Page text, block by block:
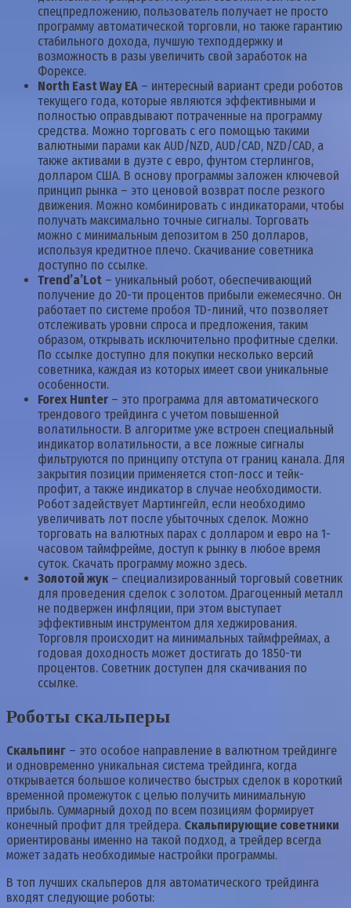
спецпредложению, пользователь получает не просто
программу автоматической торговли, но также гарантию
стабильного дохода, лучшую техподдержку и
возможность в разы увеличить свой заработок на
Форексе.
North East Way EA – интересный вариант среди роботов
текущего года, которые являются эффективными и
полностью оправдывают потраченные на программу
средства. Можно торговать с его помощью такими
валютными парами как AUD/NZD, AUD/CAD, NZD/CAD, а
также активами в дуэте с евро, фунтом стерлингов,
долларом США. В основу программы заложен ключевой
принцип рынка – это ценовой возврат после резкого
движения. Можно комбинировать с индикаторами, чтобы
получать максимально точные сигналы. Торговать
можно с минимальным депозитом в 250 долларов,
используя кредитное плечо. Скачивание советника
доступно по ссылке.
Trend’a’Lot – уникальный робот, обеспечивающий
получение до 20-ти процентов прибыли ежемесячно. Он
работает по системе пробоя TD-линий, что позволяет
отслеживать уровни спроса и предложения, таким
образом, открывать исключительно профитные сделки.
По ссылке доступно для покупки несколько версий
советника, каждая из которых имеет свои уникальные
особенности.
Forex Hunter – это программа для автоматического
трендового трейдинга с учетом повышенной
волатильности. В алгоритме уже встроен специальный
индикатор волатильности, а все ложные сигналы
фильтруются по принципу отступа от границ канала. Для
закрытия позиции применяется стоп-лосс и тейк-
профит, а также индикатор в случае необходимости.
Робот задействует Мартингейл, если необходимо
увеличивать лот после убыточных сделок. Можно
торговать на валютных парах с долларом и евро на 1-
часовом таймфрейме, доступ к рынку в любое время
суток. Скачать программу можно здесь.
Золотой жук – специализированный торговый советник
для проведения сделок с золотом. Драгоценный металл
не подвержен инфляции, при этом выступает
эффективным инструментом для хеджирования.
Торговля происходит на минимальных таймфреймах, а
годовая доходность может достигать до 1850-ти
процентов. Советник доступен для скачивания по
ссылке.
Роботы скальперы
Скальпинг – это особое направление в валютном трейдинге
и одновременно уникальная система трейдинга, когда
открывается большое количество быстрых сделок в короткий
временной промежуток с целью получить минимальную
прибыль. Суммарный доход по всем позициям формирует
конечный профит для трейдера. Скальпирующие советники
ориентированы именно на такой подход, а трейдер всегда
может задать необходимые настройки программы.
В топ лучших скальперов для автоматического трейдинга
входят следующие роботы: